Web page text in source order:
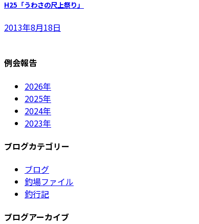
H25「うわさの尺上祭り」
2013年8月18日
例会報告
2026年
2025年
2024年
2023年
ブログカテゴリー
ブログ
釣場ファイル
釣行記
ブログアーカイブ